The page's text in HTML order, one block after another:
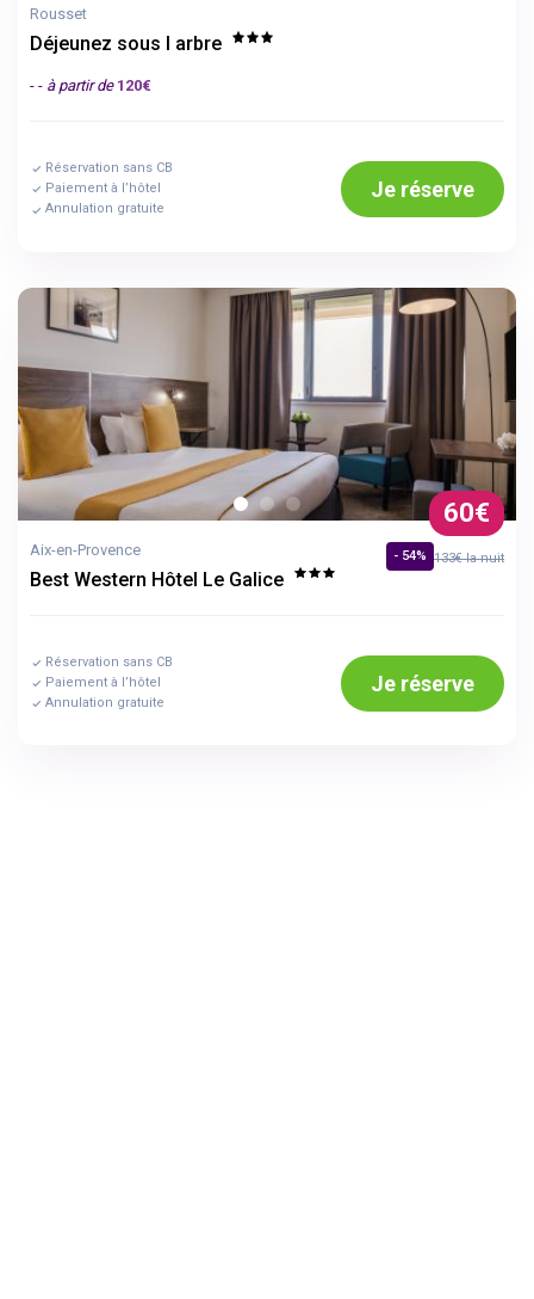
Rousset
Déjeunez sous l arbre
- - à partir de 120€
Réservation sans CB
Paiement à l’hôtel
Annulation gratuite
Je réserve
Aix-en-Provence
Best Western Hôtel Le Galice
60€
- 54% 133€ la nuit
Réservation sans CB
Paiement à l’hôtel
Annulation gratuite
Je réserve